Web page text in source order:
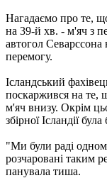
Нагадаємо про те, що
на 39-й хв. - м'яч з
автогол Севарссона
перемогу.
Ісландський
поскаржився на те,
м'яч внизу. Окрім
збірної Ісландії
"Ми були раді
розчаровані таким
панувала тиша.